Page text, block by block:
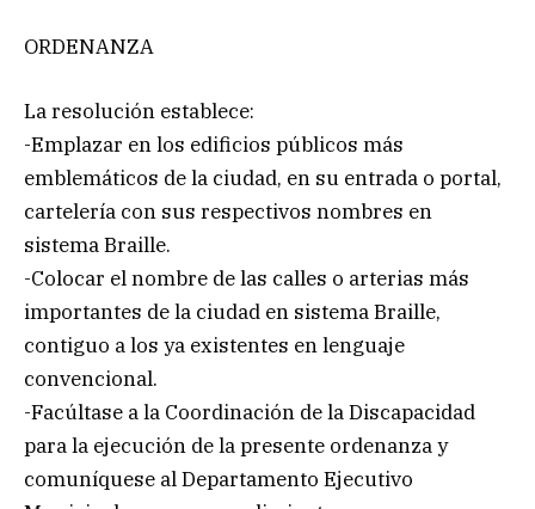
ORDENANZA
La resolución establece:
-Emplazar en los edificios públicos más
emblemáticos de la ciudad, en su entrada o portal,
cartelería con sus respectivos nombres en
sistema Braille.
-Colocar el nombre de las calles o arterias más
importantes de la ciudad en sistema Braille,
contiguo a los ya existentes en lenguaje
convencional.
-Facúltase a la Coordinación de la Discapacidad
para la ejecución de la presente ordenanza y
comuníquese al Departamento Ejecutivo